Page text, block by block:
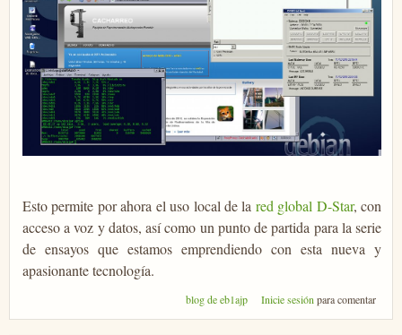
Esto permite por ahora el uso local de la red global D-Star, con
acceso a voz y datos, así como un punto de partida para la serie
de ensayos que estamos emprendiendo con esta nueva y
apasionante tecnología.
blog de eb1ajp Inicie sesión para comentar